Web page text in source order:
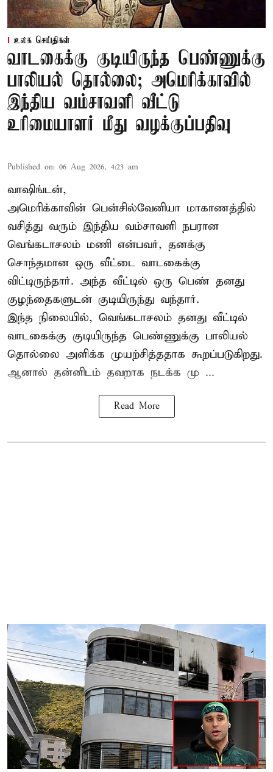
உலக செய்திகள்
வாடகைக்கு குடியிருந்த பெண்ணுக்கு
பாலியல் தொல்லை; அமெரிக்காவில்
இந்திய வம்சாவளி வீட்டு
உரிமையாளர் மீது வழக்குப்பதிவு
Published on: 06 Aug 2026, 4:23 am
வாஷிங்டன்,
அமெரிக்காவின் பென்சில்வேனியா மாகாணத்தில்
வசித்து வரும் இந்திய வம்சாவளி நபரான
வெங்கடாசலம் மணி என்பவர், தனக்கு
சொந்தமான ஒரு வீட்டை வாடகைக்கு
விட்டிருந்தார். அந்த வீட்டில் ஒரு பெண் தனது
குழந்தைகளுடன் குடியிருந்து வந்தார்.
இந்த நிலையில், வெங்கடாசலம் தனது வீட்டில்
வாடகைக்கு குடியிருந்த பெண்ணுக்கு பாலியல்
தொல்லை அளிக்க முயற்சித்ததாக கூறப்படுகிறது.
ஆனால் தன்னிடம் தவறாக நடக்க மு ...
Read More